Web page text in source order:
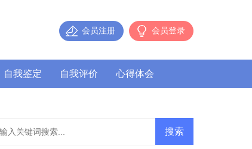
会员登录
会员注册
自我鉴定 自我评价 心得体会